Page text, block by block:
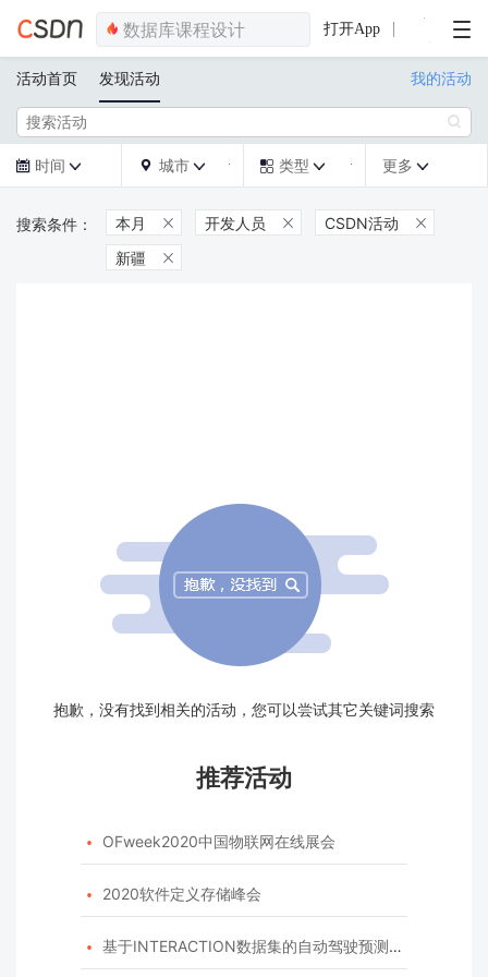
打开App
活动首页 发现活动 我的活动

 时间   城市   类型  更多 
本月  开发人员  CSDN活动 
新疆 
抱歉，没有找到相关的活动，您可以尝试其它关键词搜索
推荐活动
 OFweek2020中国物联网在线展会
 2020软件定义存储峰会
 基于INTERACTION数据集的自动驾驶预测模型挑战赛